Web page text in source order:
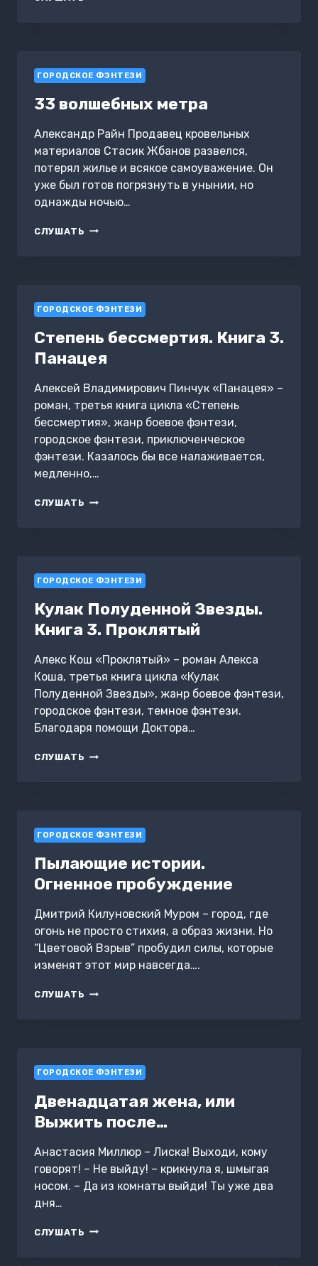
ГОРОДСКОЕ ФЭНТЕЗИ
33 волшебных метра
Александр Райн Продавец кровельных
материалов Стасик Жбанов развелся,
потерял жилье и всякое самоуважение. Он
уже был готов погрязнуть в унынии, но
однажды ночью…
СЛУШАТЬ 33
ГОРОДСКОЕ ФЭНТЕЗИ
Степень бессмертия. Книга 3.
Панацея
Алексей Владимирович Пинчук «Панацея» –
роман, третья книга цикла «Степень
бессмертия», жанр боевое фэнтези,
городское фэнтези, приключенческое
фэнтези. Казалось бы все налаживается,
медленно,…
СЛУШАТЬ СТЕПЕНЬ
ГОРОДСКОЕ ФЭНТЕЗИ
Кулак Полуденной Звезды.
Книга 3. Проклятый
Алекс Кош «Проклятый» – роман Алекса
Коша, третья книга цикла «Кулак
Полуденной Звезды», жанр боевое фэнтези,
городское фэнтези, темное фэнтези.
Благодаря помощи Доктора…
СЛУШАТЬ КУЛАК
ГОРОДСКОЕ ФЭНТЕЗИ
Пылающие истории.
Огненное пробуждение
Дмитрий Килуновский Муром – город, где
огонь не просто стихия, а образ жизни. Но
“Цветовой Взрыв” пробудил силы, которые
изменят этот мир навсегда….
СЛУШАТЬ ПЫЛАЮЩИЕ
ГОРОДСКОЕ ФЭНТЕЗИ
Двенадцатая жена, или
Выжить после…
Анастасия Миллюр – Лиска! Выходи, кому
говорят! – Не выйду! – крикнула я, шмыгая
носом. – Да из комнаты выйди! Ты уже два
дня…
СЛУШАТЬ ДВЕНАДЦАТАЯ